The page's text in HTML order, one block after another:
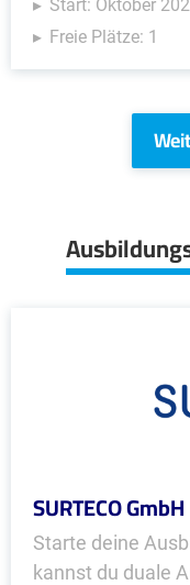
Start: Oktober
Freie Plätze: 1
SURTECO GmbH
Starte deine
kannst du duale